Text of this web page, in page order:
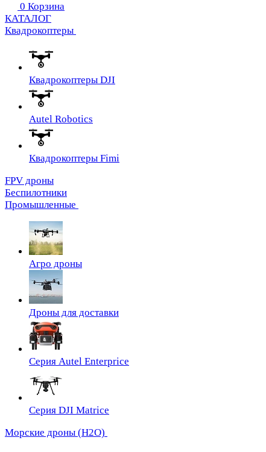
0 Корзина
КАТАЛОГ
Квадрокоптеры
Квадрокоптеры DJI
Autel Robotics
Квадрокоптеры Fimi
FPV дроны
Беспилотники
Промышленные
Агро дроны
Дроны для доставки
Серия Autel Enterprice
Серия DJI Matrice
Морские дроны (H2O)